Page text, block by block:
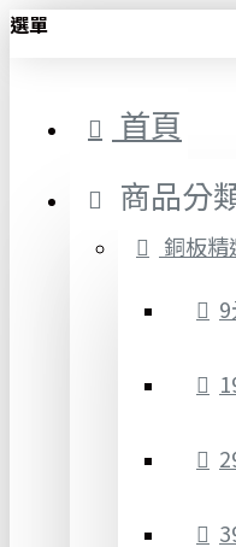
選單
首頁
商品分
銅板精